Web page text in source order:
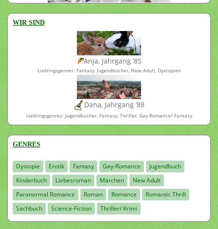
WIR SIND
Anja, Jahrgang ’85
Lieblingsgenres: Fantasy, Jugendbücher, New Adult, Dystopien
Dana, Jahrgang ’88
Lieblingsgenres: Jugendbücher, Fantasy, Thriller, Gay-Romance/-Fantasy
GENRES
Dystopie Erotik Fantasy Gay-Romance
Jugendbuch
Kinderbuch
Liebesroman Märchen
New Adult
Paranormal Romance
Roman Romance
Romantic Thrill
Sachbuch
Science-Fiction Thriller/ Krimi